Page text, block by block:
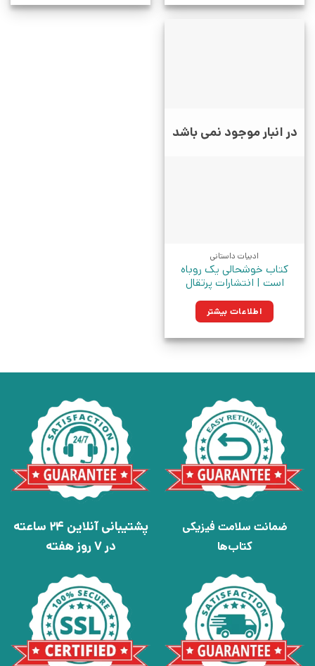
در انبار موجود نمی باشد
ادبیات داستانی
کتاب خوشحالی یک روباه
است | انتشارات پرتقال
اطلاعات بیشتر
ضمانت سلامت فیزیکی
کتاب‌ها
پشتیبانی آنلاین 24 ساعته
در 7 روز هفته